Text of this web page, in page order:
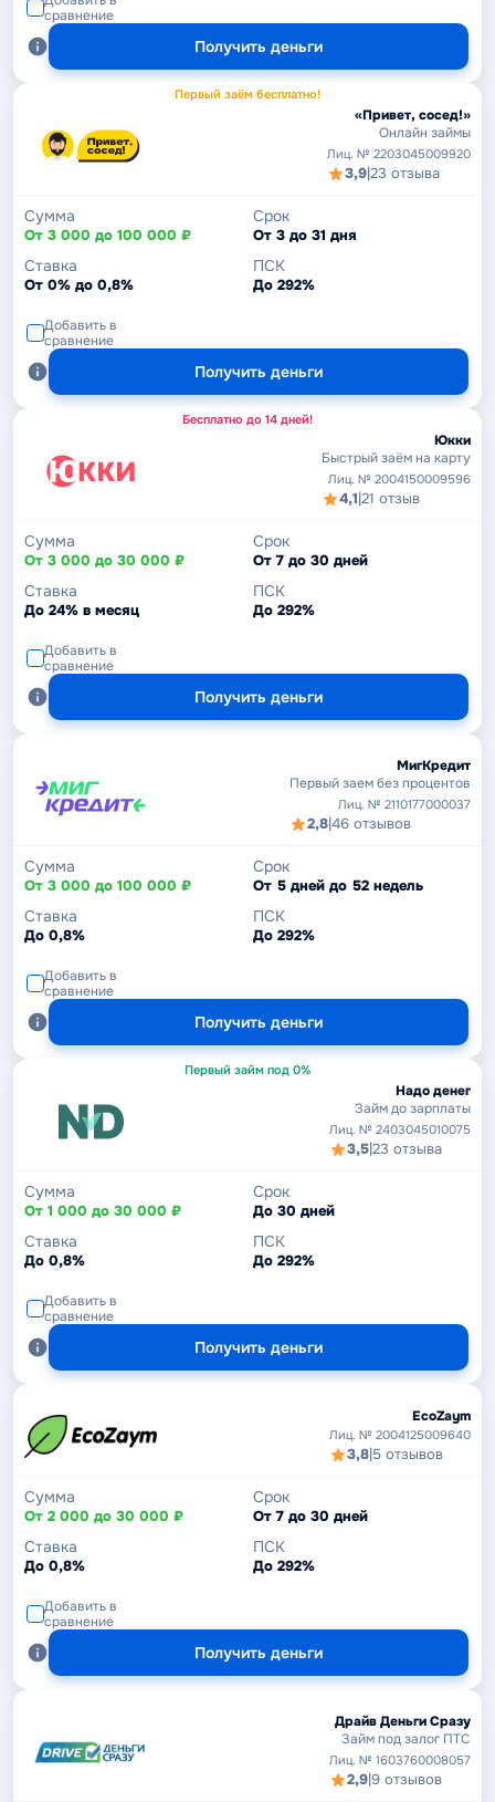
сравнение
Получить деньги
Первый заём бесплатно!
«Привет, сосед!»
Онлайн займы
Лиц. № 2203045009920
3,9|23 отзыва
Сумма
От 3 000 до 100 000 ₽
Срок
От 3 до 31 дня
Ставка
От 0% до 0,8%
ПСК
До 292%
Добавить в
сравнение
Получить деньги
Бесплатно до 14 дней!
Юкки
Быстрый заём на карту
Лиц. № 2004150009596
4,1|21 отзыв
Сумма
От 3 000 до 30 000 ₽
Срок
От 7 до 30 дней
Ставка
До 24% в месяц
ПСК
До 292%
Добавить в
сравнение
Получить деньги
МигКредит
Первый заем без процентов
Лиц. № 2110177000037
2,8|46 отзывов
Сумма
От 3 000 до 100 000 ₽
Срок
От 5 дней до 52 недель
Ставка
До 0,8%
ПСК
До 292%
Добавить в
сравнение
Получить деньги
Первый займ под 0%
Надо денег
Займ до зарплаты
Лиц. № 2403045010075
3,5|23 отзыва
Сумма
От 1 000 до 30 000 ₽
Срок
До 30 дней
Ставка
До 0,8%
ПСК
До 292%
Добавить в
сравнение
Получить деньги
EcoZaym
Лиц. № 2004125009640
3,8|5 отзывов
Сумма
От 2 000 до 30 000 ₽
Срок
От 7 до 30 дней
Ставка
До 0,8%
ПСК
До 292%
Добавить в
сравнение
Получить деньги
Драйв Деньги Сразу
Займ под залог ПТС
Лиц. № 1603760008057
2,9|9 отзывов